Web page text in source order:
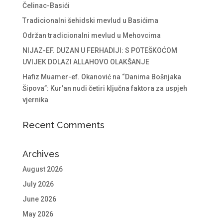
Čelinac-Basići
Tradicionalni šehidski mevlud u Basićima
Održan tradicionalni mevlud u Mehovcima
NIJAZ-EF. DUZAN U FERHADIJI: S POTEŠKOĆOM
UVIJEK DOLAZI ALLAHOVO OLAKŠANJE
Hafiz Muamer-ef. Okanović na “Danima Bošnjaka
Šipova”: Kur’an nudi četiri ključna faktora za uspjeh
vjernika
Recent Comments
Archives
August 2026
July 2026
June 2026
May 2026